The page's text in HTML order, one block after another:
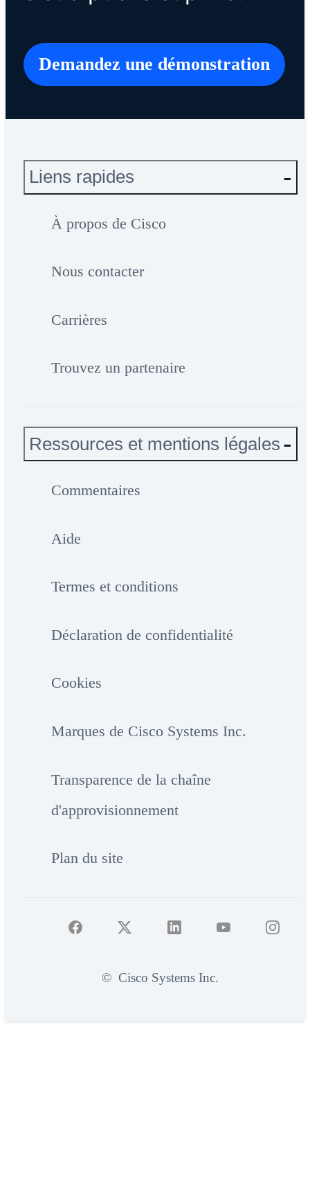
Demandez une démonstration
Liens rapides
À propos de Cisco
Nous contacter
Carrières
Trouvez un partenaire
Ressources et mentions légales
Commentaires
Aide
Termes et conditions
Déclaration de confidentialité
Cookies
Marques de Cisco Systems Inc.
Transparence de la chaîne
d'approvisionnement
Plan du site
© Cisco Systems Inc.